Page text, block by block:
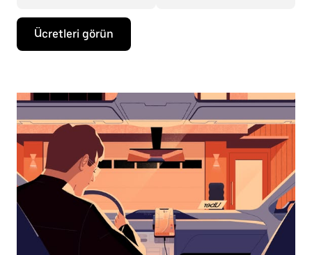
Takvimle
etkileşime
geçmek
seçmek
aşağı
ok
tuşuna
basın.
Takvimi
kapatmak
için
escape
tuşuna
basın.
Ücretleri görün